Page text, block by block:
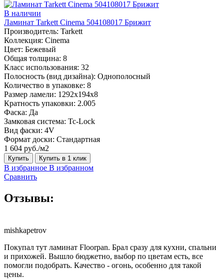
В наличии
Ламинат Tarkett Cinema 504108017 Брижит
Производитель: Tarkett
Коллекция: Cinema
Цвет: Бежевый
Общая толщина: 8
Класс использования: 32
Полосность (вид дизайна): Однополосный
Количество в упаковке: 8
Размер ламели: 1292х194х8
Кратность упаковки: 2.005
Фаска: Да
Замковая система: Tc-Lock
Вид фаски: 4V
Формат доски: Стандартная
1 604 руб./м2
Купить Купить в 1 клик
В избранное В избранном
Сравнить
Отзывы:
mishkapetrov
Покупал тут ламинат Floorpan. Брал сразу для кухни, спальни
и прихожей. Вышло бюджетно, выбор по цветам есть, все
помогли подобрать. Качество - огонь, особенно для такой
цены.